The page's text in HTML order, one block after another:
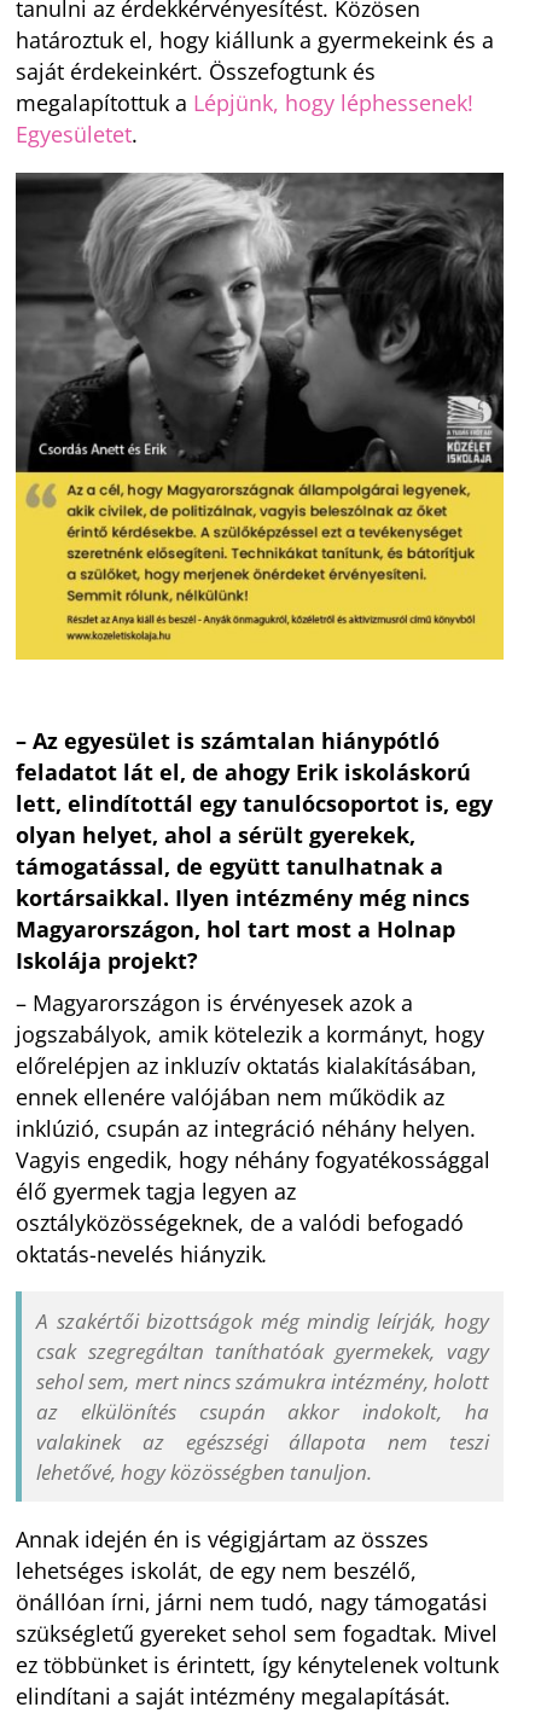
tanulni az érdekkérvényesítést. Közösen
határoztuk el, hogy kiállunk a gyermekeink és a
saját érdekeinkért. Összefogtunk és
megalapítottuk a Lépjünk, hogy léphessenek!
Egyesületet.
– Az egyesület is számtalan hiánypótló
feladatot lát el, de ahogy Erik iskoláskorú
lett, elindítottál egy tanulócsoportot is, egy
olyan helyet, ahol a sérült gyerekek,
támogatással, de együtt tanulhatnak a
kortársaikkal. Ilyen intézmény még nincs
Magyarországon, hol tart most a Holnap
Iskolája projekt?
– Magyarországon is érvényesek azok a
jogszabályok, amik kötelezik a kormányt, hogy
előrelépjen az inkluzív oktatás kialakításában,
ennek ellenére valójában nem működik az
inklúzió, csupán az integráció néhány helyen.
Vagyis engedik, hogy néhány fogyatékossággal
élő gyermek tagja legyen az
osztályközösségeknek, de a valódi befogadó
oktatás-nevelés hiányzik.
A szakértői bizottságok még mindig leírják, hogy
csak szegregáltan taníthatóak gyermekek, vagy
sehol sem, mert nincs számukra intézmény, holott
az elkülönítés csupán akkor indokolt, ha
valakinek az egészségi állapota nem teszi
lehetővé, hogy közösségben tanuljon.
Annak idején én is végigjártam az összes
lehetséges iskolát, de egy nem beszélő,
önállóan írni, járni nem tudó, nagy támogatási
szükségletű gyereket sehol sem fogadtak. Mivel
ez többünket is érintett, így kénytelenek voltunk
elindítani a saját intézmény megalapítását.